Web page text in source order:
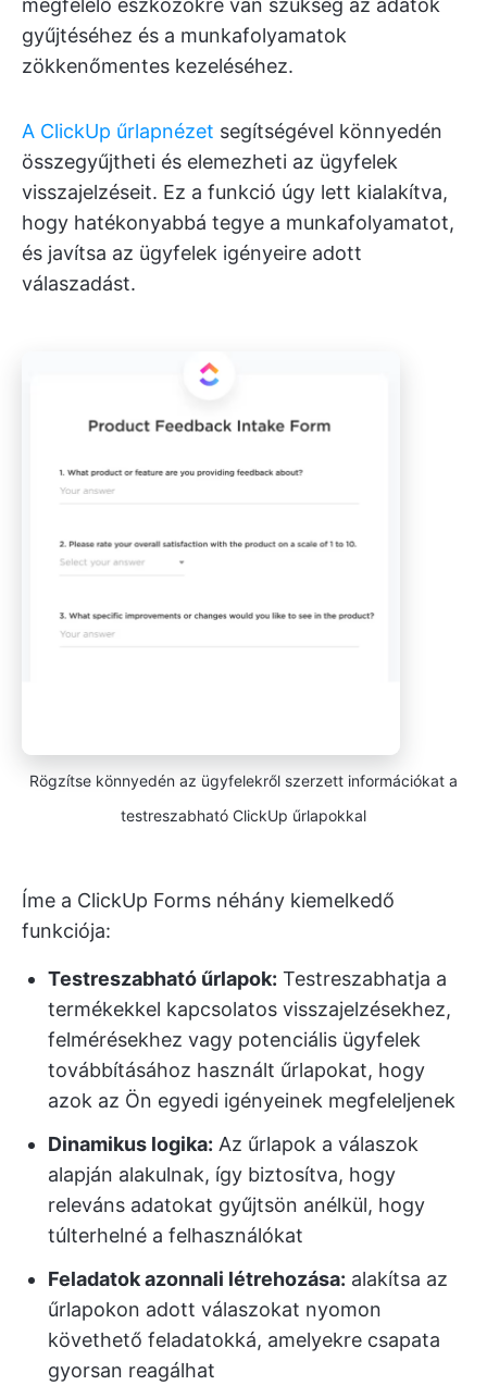
megfelelő eszközökre van szükség az adatok
gyűjtéséhez és a munkafolyamatok
zökkenőmentes kezeléséhez.
A ClickUp űrlapnézet segítségével könnyedén
összegyűjtheti és elemezheti az ügyfelek
visszajelzéseit. Ez a funkció úgy lett kialakítva,
hogy hatékonyabbá tegye a munkafolyamatot,
és javítsa az ügyfelek igényeire adott
válaszadást.
Rögzítse könnyedén az ügyfelekről szerzett információkat a
testreszabható ClickUp űrlapokkal
Íme a ClickUp Forms néhány kiemelkedő
funkciója:
Testreszabható űrlapok: Testreszabhatja a
termékekkel kapcsolatos visszajelzésekhez,
felmérésekhez vagy potenciális ügyfelek
továbbításához használt űrlapokat, hogy
azok az Ön egyedi igényeinek megfeleljenek
Dinamikus logika: Az űrlapok a válaszok
alapján alakulnak, így biztosítva, hogy
releváns adatokat gyűjtsön anélkül, hogy
túlterhelné a felhasználókat
Feladatok azonnali létrehozása: alakítsa az
űrlapokon adott válaszokat nyomon
követhető feladatokká, amelyekre csapata
gyorsan reagálhat